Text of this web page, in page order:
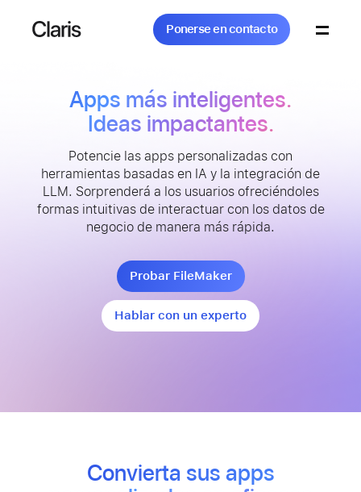
Ponerse en contacto
Buscar...
Productos
Apps más inteligentes.
Ideas impactantes.
Potencie las apps personalizadas con
herramientas basadas en IA y la integración de
LLM. Sorprenderá a los usuarios ofreciéndoles
formas intuitivas de interactuar con los datos de
negocio de manera más rápida.
Probar FileMaker
Hablar con un experto
Convierta sus apps